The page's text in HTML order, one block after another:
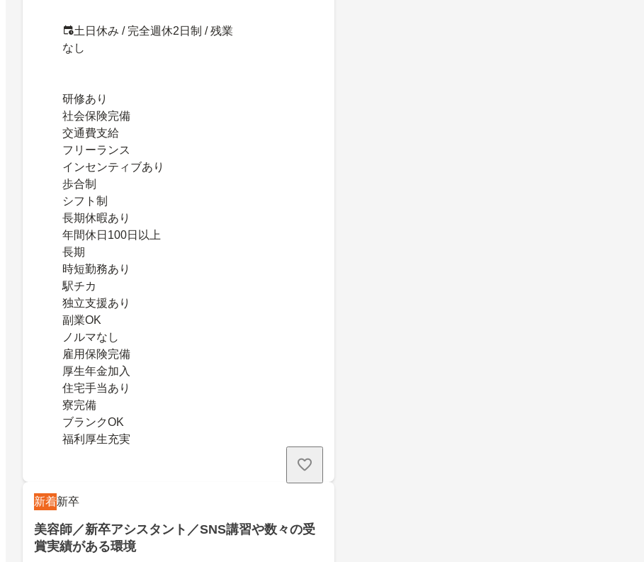
土日休み / 完全週休2日制 / 残業
なし
研修あり
社会保険完備
交通費支給
フリーランス
インセンティブあり
歩合制
シフト制
長期休暇あり
年間休日100日以上
長期
時短勤務あり
駅チカ
独立支援あり
副業OK
ノルマなし
雇用保険完備
厚生年金加入
住宅手当あり
寮完備
ブランクOK
福利厚生充実
新着新卒
美容師／新卒アシスタント／SNS講習や数々の受
賞実績がある環境